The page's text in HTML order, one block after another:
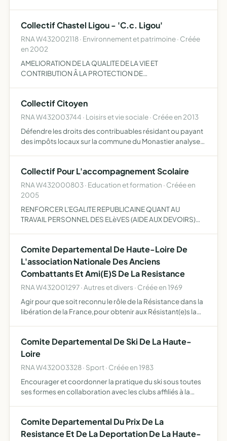
Collectif Chastel Ligou - 'C.c. Ligou'
RNA W432002118 · Environnement et patrimoine · Créée
en 2002
AMELIORATION DE LA QUALITE DE LA VIE ET
CONTRIBUTION Â LA PROTECTION DE
COLLECTIF, D'UNE FEDERATION, SON CONCOURS Â UNE
OU PLUSIEURS A…
Collectif Citoyen
RNA W432003744 · Loisirs et vie sociale · Créée en 2013
Défendre les droits des contribuables résidant ou payant
des impôts locaux sur la commune du Monastier analyser
Collectif Pour L'accompagnement Scolaire
RNA W432000803 · Education et formation · Créée en
2005
RENFORCER L'EGALITE REPUBLICAINE QUANT AU
TRAVAIL PERSONNEL DES ELèVES (AIDE AUX DEVOIRS)
CULTURELLE POUR TOUS.
Comite Departemental De Haute-Loire De
L'association Nationale Des Anciens
Combattants Et Ami(E)S De La Resistance
RNA W432001297 · Autres et divers · Créée en 1969
Agir pour que soit reconnu le rôle de la Résistance dans la
libération de la France,pour obtenir aux Résistant(e)s la
Comite Departemental De Ski De La Haute-
Loire
RNA W432003328 · Sport · Créée en 1983
Encourager et coordonner la pratique du ski sous toutes
ses formes en collaboration avec les clubs affiliés à la
Comite Departemental Du Prix De La
Resistance Et De La Deportation De La Haute-